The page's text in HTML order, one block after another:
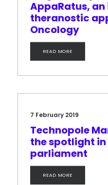
AppaRatus,
theranostic
Oncology
READ MORE
7 February 2019
Technopole
the spotlight in
parliament
READ MORE